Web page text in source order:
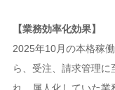
【業務効率化効果】
2025年10月の本格稼
ら、受注、請求管理
れ、属人化していた業